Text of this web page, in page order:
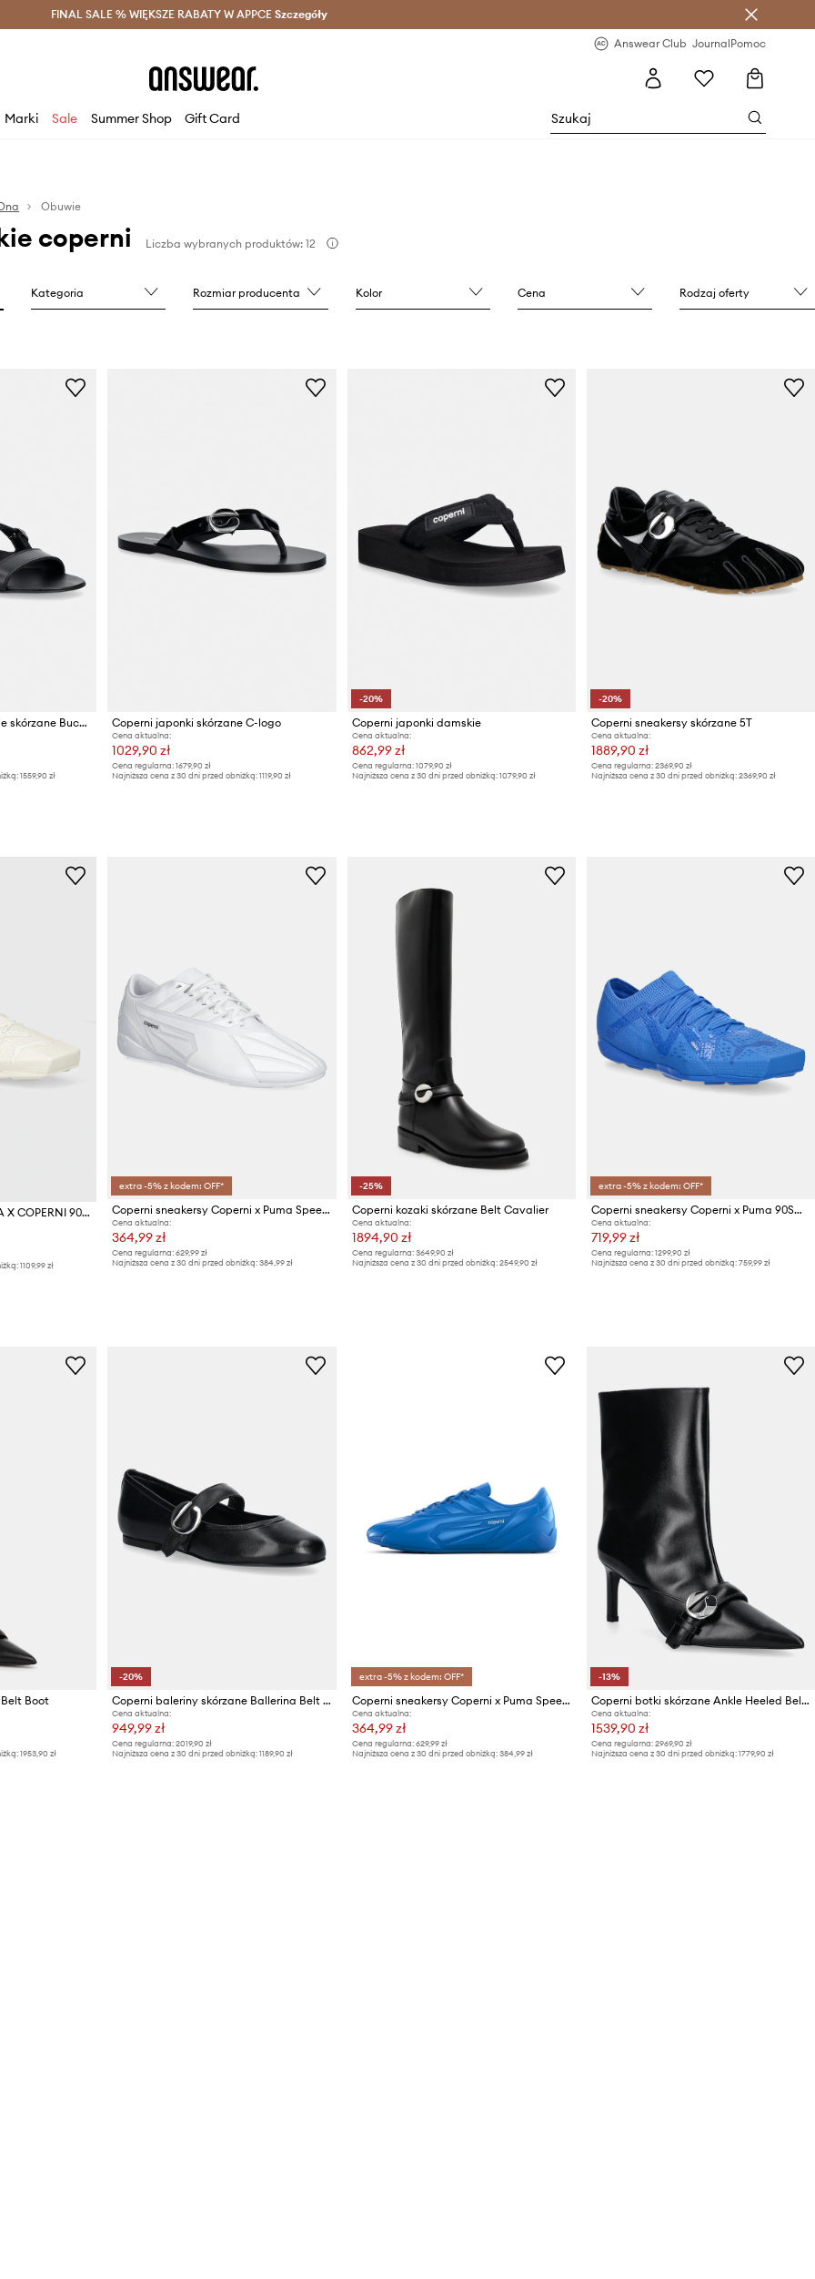
z Answear Club > Dostawa nawet w 24h >
FINAL SALE % WIĘKSZE RABATY W APPCE Szczegóły
Answear Club JournalPomoc
Marki Sale Summer Shop Gift Card
Obuwie
coperni Liczba wybranych produktów: 12
Kategoria Rozmiar producenta Kolor Cena Rodzaj oferty
Coperni sandały damskie skórzane Buckle On
1559,90 zł
Coperni japonki skórzane C-logo
Cena aktualna:
1029,90 zł
Cena regularna: 1679,90 zł
Najniższa cena z 30 dni przed obniżką: 1119,90 zł
-20%
Coperni japonki damskie
Cena aktualna:
862,99 zł
Cena regularna: 1079,90 zł
Najniższa cena z 30 dni przed obniżką: 1079,90 zł
-20%
Coperni sneakersy skórzane 5T
Cena aktualna:
1889,90 zł
Cena regularna: 2369,90 zł
Najniższa cena z 30 dni przed obniżką: 2369,90 zł
Coperni sneakersy PUMA X COPERNI 90SQR
1109,99 zł
extra -5% z kodem: OFF*
Coperni sneakersy Coperni x Puma Speedcat
Cena aktualna:
364,99 zł
Cena regularna: 629,99 zł
Najniższa cena z 30 dni przed obniżką: 384,99 zł
-25%
Coperni kozaki skórzane Belt Cavalier
Cena aktualna:
1894,90 zł
Cena regularna: 3649,90 zł
Najniższa cena z 30 dni przed obniżką: 2549,90 zł
extra -5% z kodem: OFF*
Coperni sneakersy Coperni x Puma 90SQR
Cena aktualna:
719,99 zł
Cena regularna: 1299,90 zł
Najniższa cena z 30 dni przed obniżką: 759,99 zł
Boot
1953,90 zł
-20%
Coperni baleriny skórzane Ballerina Belt Flat
Cena aktualna:
949,99 zł
Cena regularna: 2019,90 zł
Najniższa cena z 30 dni przed obniżką: 1189,90 zł
extra -5% z kodem: OFF*
Coperni sneakersy Coperni x Puma Speedcat
Cena aktualna:
364,99 zł
Cena regularna: 629,99 zł
Najniższa cena z 30 dni przed obniżką: 384,99 zł
-13%
Coperni botki skórzane Ankle Heeled Belt Boots
Cena aktualna:
1539,90 zł
Cena regularna: 2969,90 zł
Najniższa cena z 30 dni przed obniżką: 1779,90 zł